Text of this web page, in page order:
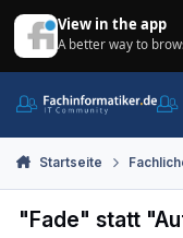
View in the app
A better way to
Startseite
"Fade" statt